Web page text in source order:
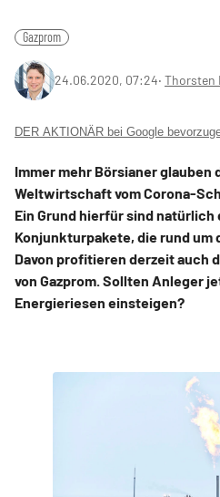
Gazprom
24.06.2020, 07:24‧ Thorsten
DER AKTIONÄR bei Google
Immer mehr Börsianer glauben
Weltwirtschaft vom Corona-
Ein Grund hierfür sind natürlich
Konjunkturpakete, die rund um
Davon profitieren derzeit auch
von Gazprom. Sollten Anleger
Energieriesen einsteigen?